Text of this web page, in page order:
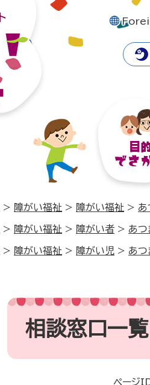
> 障がい福祉 > 障がい福祉 > あ
> 障がい福祉 > 障がい者 > あつ
> 障がい福祉 > 障がい児 > あつ
本
相談窓口一覧
ページ